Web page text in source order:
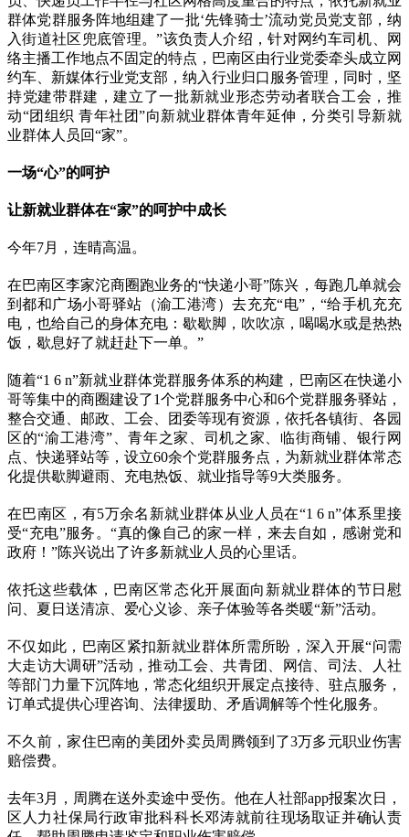
群体党群服务阵地组建了一批‘先锋骑士’流动党员党支部，纳
入街道社区兜底管理。”该负责人介绍，针对网约车司机、网
络主播工作地点不固定的特点，巴南区由行业党委牵头成立网
约车、新媒体行业党支部，纳入行业归口服务管理，同时，坚
持党建带群建，建立了一批新就业形态劳动者联合工会，推
动“团组织 青年社团”向新就业群体青年延伸，分类引导新就
业群体人员回“家”。
一场“心”的呵护
让新就业群体在“家”的呵护中成长
今年7月，连晴高温。
在巴南区李家沱商圈跑业务的“快递小哥”陈兴，每跑几单就会
到都和广场小哥驿站（渝工港湾）去充充“电”，“给手机充充
电，也给自己的身体充电：歇歇脚，吹吹凉，喝喝水或是热热
饭，歇息好了就赶赴下一单。”
随着“1 6 n”新就业群体党群服务体系的构建，巴南区在快递小
哥等集中的商圈建设了1个党群服务中心和6个党群服务驿站，
整合交通、邮政、工会、团委等现有资源，依托各镇街、各园
区的“渝工港湾”、青年之家、司机之家、临街商铺、银行网
点、快递驿站等，设立60余个党群服务点，为新就业群体常态
化提供歇脚避雨、充电热饭、就业指导等9大类服务。
在巴南区，有5万余名新就业群体从业人员在“1 6 n”体系里接
受“充电”服务。“真的像自己的家一样，来去自如，感谢党和
政府！”陈兴说出了许多新就业人员的心里话。
依托这些载体，巴南区常态化开展面向新就业群体的节日慰
问、夏日送清凉、爱心义诊、亲子体验等各类暖“新”活动。
不仅如此，巴南区紧扣新就业群体所需所盼，深入开展“问需
大走访大调研”活动，推动工会、共青团、网信、司法、人社
等部门力量下沉阵地，常态化组织开展定点接待、驻点服务，
订单式提供心理咨询、法律援助、矛盾调解等个性化服务。
不久前，家住巴南的美团外卖员周腾领到了3万多元职业伤害
赔偿费。
去年3月，周腾在送外卖途中受伤。他在人社部app报案次日，
区人力社保局行政审批科科长邓涛就前往现场取证并确认责